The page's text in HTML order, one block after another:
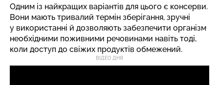
Одним із найкращих варіантів для цього є консерви.
Вони мають тривалий термін зберігання, зручні
у використанні й дозволяють забезпечити організм
необхідними поживними речовинами навіть тоді,
коли доступ до свіжих продуктів обмежений.
ВІДЕО ДНЯ